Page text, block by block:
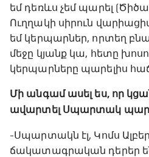
եմ դեռևս չեմ պարել
Ուղղակի սիրուն
եմ կերպարներ, որտեղ
մեջը կյանք կա, հետը
կերպարները պարելիս
Մի անգամ ասել ես, որ
ավարտել Սպարտակ
-Սպարտակն էլ, Կոմս
ճակատագրական դերեր են